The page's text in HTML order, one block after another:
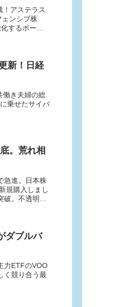
アステラス
ンシブ株
するポート
新！日経
働き夫婦の総
乗せたサイバ
。荒れ相
急進。日本株
規購入しまし
。不透明な
ダブルバ
力ETFのVOO
く競り合う最